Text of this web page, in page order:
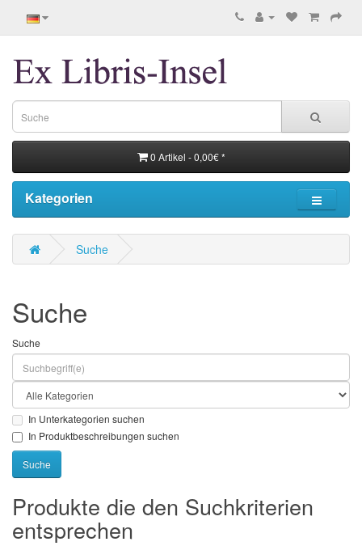
0 Artikel - 0,00€ *
Kategorien
Suche
Suche
Suche
In Unterkategorien suchen
In Produktbeschreibungen suchen
Produkte die den Suchkriterien
entsprechen